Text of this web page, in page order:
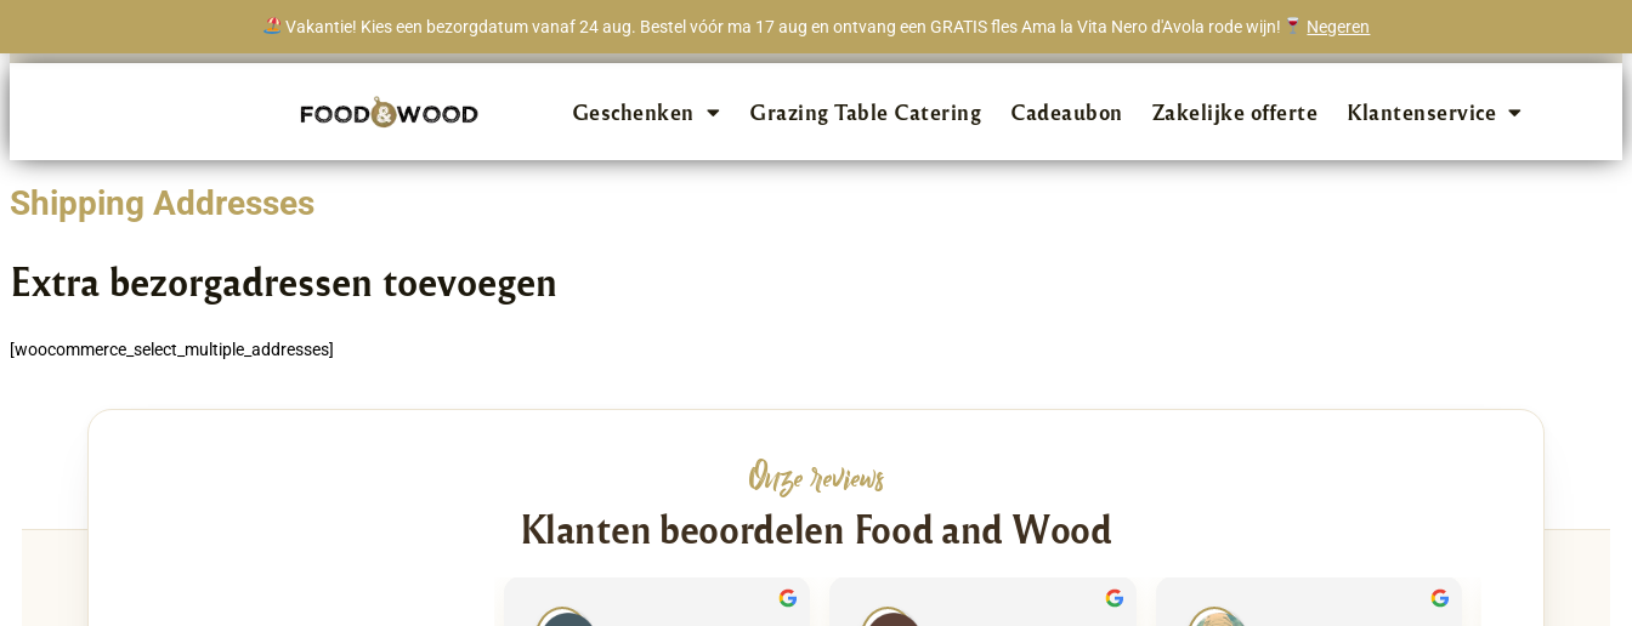
Vakantie! Kies een bezorgdatum vanaf 24 aug. Bestel vóór ma 17 aug en ontvang een GRATIS fles Ama la Vita Nero d'Avola rode wijn! Negeren
★★★★★98% van onze klanten beveelt ons aan!
Geschenken Grazing Table Catering Cadeaubon Zakelijke offerte Klantenservice
Shipping Addresses
Extra bezorgadressen toevoegen
[woocommerce_select_multiple_addresses]
Onze reviews
Klanten beoordelen Food and Wood